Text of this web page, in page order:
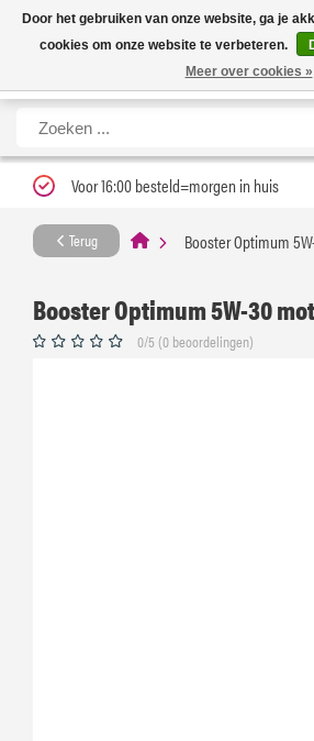
Nieuwe levertijd: 1 tot 3 werkdagen | Nu 25%
Carfume met kortingscode
Voor 16:00 besteld=morgen in huis
Terug Booster Optimum
Booster Optimum 5W-30
0/5 (0 beoordelingen)
Door het gebruiken van onze website, ga je
cookies om onze website te verbeteren.
Meer over cookies »